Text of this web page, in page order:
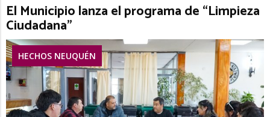
El Municipio lanza el programa de “Limpieza
Ciudadana”
HECHOS NEUQUÉN